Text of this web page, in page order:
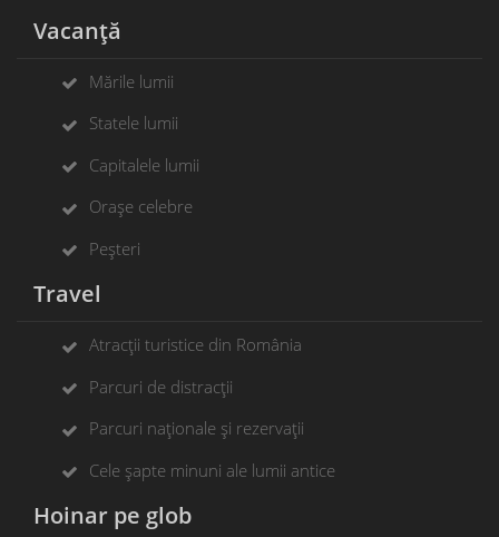
Vacanță
Mările lumii
Statele lumii
Capitalele lumii
Orașe celebre
Peșteri
Travel
Atracții turistice din România
Parcuri de distracții
Parcuri naționale și rezervații
Cele șapte minuni ale lumii antice
Hoinar pe glob